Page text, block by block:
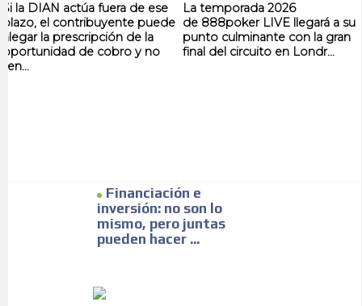
Si la DIAN actúa fuera de ese
plazo, el contribuyente puede
alegar la prescripción de la
oportunidad de cobro y no
ten...
La temporada 2026
de 888poker LIVE llegará a su
punto culminante con la gran
final del circuito en Londr...
Financiación e
inversión: no son lo
mismo, pero juntas
pueden hacer ...